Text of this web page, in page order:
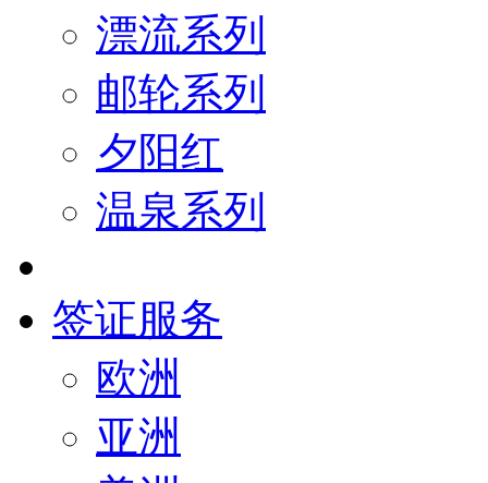
漂流系列
邮轮系列
夕阳红
温泉系列
签证服务
欧洲
亚洲